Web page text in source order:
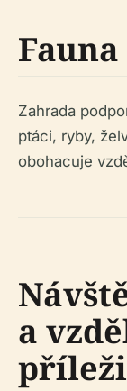
Zahrada
ptáci, ryby,
obohacuje
a